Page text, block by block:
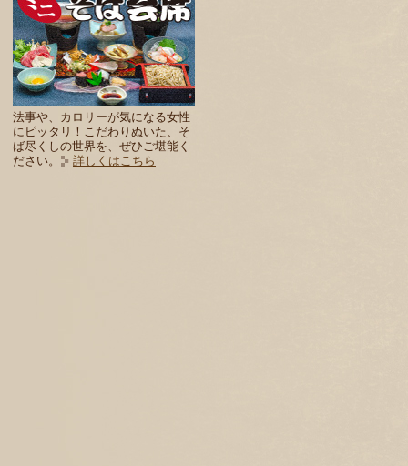
法事や、カロリーが気になる女性
にピッタリ！こだわりぬいた、そ
ば尽くしの世界を、ぜひご堪能く
ださい。
詳しくはこちら